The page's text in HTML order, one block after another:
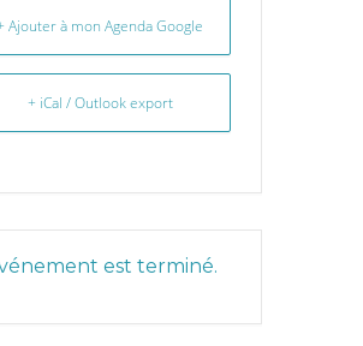
Ajouter à mon Agenda Google
+ iCal / Outlook export
est terminé.